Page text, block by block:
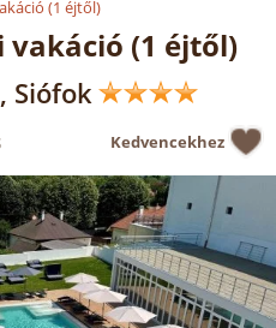
(1 éjtől)
vakáció (1 éjtől)
Siófok
Kedvencekhez